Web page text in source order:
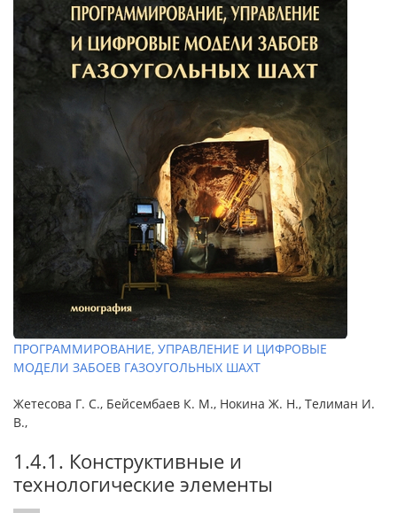
ПРОГРАММИРОВАНИЕ, УПРАВЛЕНИЕ И ЦИФРОВЫЕ
МОДЕЛИ ЗАБОЕВ ГАЗОУГОЛЬНЫХ ШАХТ
Жетесова Г. С., Бейсембаев К. М., Нокина Ж. Н., Телиман И.
В.,
1.4.1. Конструктивные и
технологические элементы